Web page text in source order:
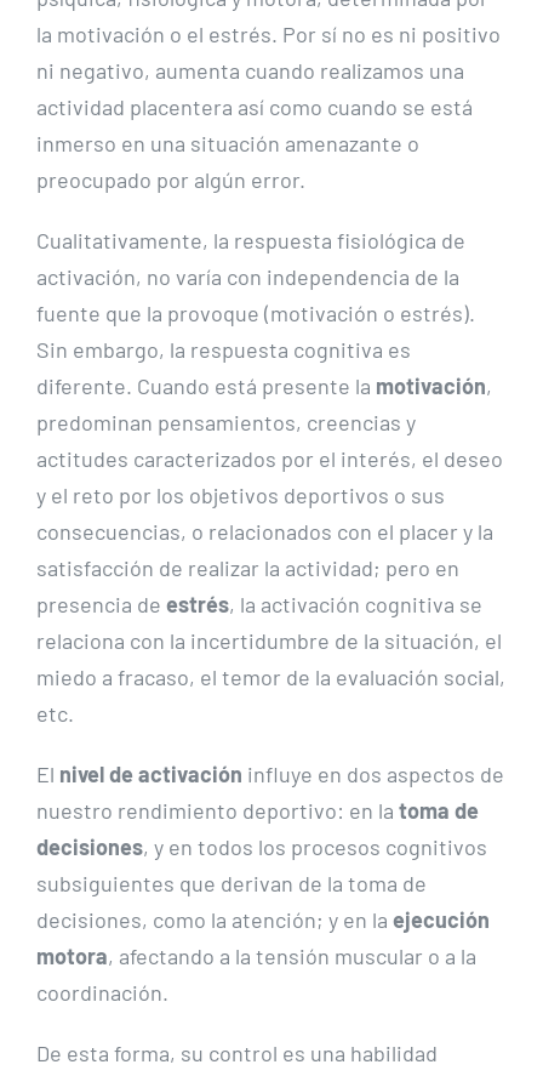
la motivación o el estrés. Por sí no es ni positivo
ni negativo, aumenta cuando realizamos una
actividad placentera así como cuando se está
inmerso en una situación amenazante o
preocupado por algún error.
Cualitativamente, la respuesta fisiológica de
activación, no varía con independencia de la
fuente que la provoque (motivación o estrés).
Sin embargo, la respuesta cognitiva es
diferente. Cuando está presente la motivación,
predominan pensamientos, creencias y
actitudes caracterizados por el interés, el deseo
y el reto por los objetivos deportivos o sus
consecuencias, o relacionados con el placer y la
satisfacción de realizar la actividad; pero en
presencia de estrés, la activación cognitiva se
relaciona con la incertidumbre de la situación, el
miedo a fracaso, el temor de la evaluación social,
etc.
El nivel de activación influye en dos aspectos de
nuestro rendimiento deportivo: en la toma de
decisiones, y en todos los procesos cognitivos
subsiguientes que derivan de la toma de
decisiones, como la atención; y en la ejecución
motora, afectando a la tensión muscular o a la
coordinación.
De esta forma, su control es una habilidad